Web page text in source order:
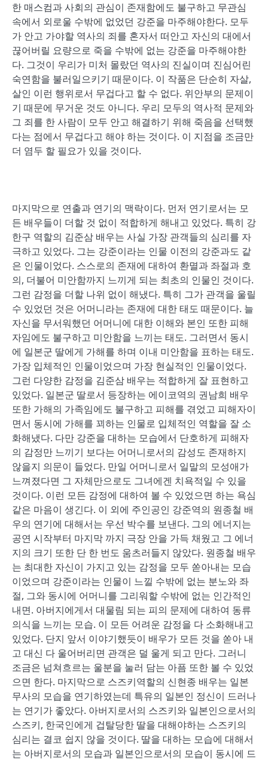
한 매스컴과 사회의 관심이 존재함에도 불구하고 무관심
속에서 외로울 수밖에 없었던 강준을 마주해야한다. 모두
가 안고 가야할 역사의 죄를 혼자서 떠안고 자신의 대에서
끊어버릴 요량으로 죽을 수밖에 없는 강준을 마주해야한
다. 그것이 우리가 미처 몰랐던 역사의 진실이며 진심어린
숙연함을 불러일으키기 때문이다. 이 작품은 단순히 자살,
살인 이런 행위로서 무겁다고 할 수 없다. 위안부의 문제이
기 때문에 무거운 것도 아니다. 우리 모두의 역사적 문제와
그 죄를 한 사람이 모두 안고 해결하기 위해 죽음을 선택했
다는 점에서 무겁다고 해야 하는 것이다. 이 지점을 조금만
더 염두 할 필요가 있을 것이다.
마지막으로 연출과 연기의 맥락이다. 먼저 연기로서는 모
든 배우들이 더할 것 없이 적합하게 해내고 있었다. 특히 강
한구 역할의 김준삼 배우는 사실 가장 관객들의 심리를 자
극하고 있었다. 그는 강준이라는 인물 이전의 강준과도 같
은 인물이었다. 스스로의 존재에 대하여 환멸과 좌절과 호
의, 더불어 미안함까지 느끼게 되는 최초의 인물인 것이다.
그런 감정을 더할 나위 없이 해냈다. 특히 그가 관객을 울릴
수 있었던 것은 어머니라는 존재에 대한 태도 때문이다. 늘
자신을 무서워했던 어머니에 대한 이해와 본인 또한 피해
자임에도 불구하고 미안함을 느끼는 태도. 그러면서 동시
에 일본군 딸에게 가해를 하며 이내 미안함을 표하는 태도.
가장 입체적인 인물이었으며 가장 현실적인 인물이었다.
그런 다양한 감정을 김준삼 배우는 적합하게 잘 표현하고
있었다. 일본군 딸로서 등장하는 에이코역의 권남희 배우
또한 가해의 가족임에도 불구하고 피해를 겪었고 피해자이
면서 동시에 가해를 꾀하는 인물로 입체적인 역할을 잘 소
화해냈다. 다만 강준을 대하는 모습에서 단호하게 피해자
의 감정만 느끼기 보다는 어머니로서의 감성도 존재하지
않을지 의문이 들었다. 만일 어머니로서 일말의 모성애가
느껴졌다면 그 자체만으로도 그녀에겐 치욕적일 수 있을
것이다. 이런 모든 감정에 대하여 볼 수 있었으면 하는 욕심
같은 마음이 생긴다. 이 외에 주인공인 강준역의 원종철 배
우의 연기에 대해서는 우선 박수를 보낸다. 그의 에너지는
공연 시작부터 마지막 까지 극장 안을 가득 채웠고 그 에너
지의 크기 또한 단 한 번도 움츠러들지 않았다. 원종철 배우
는 최대한 자신이 가지고 있는 감정을 모두 쏟아내는 모습
이었으며 강준이라는 인물이 느낄 수밖에 없는 분노와 좌
절, 그와 동시에 어머니를 그리워할 수밖에 없는 인간적인
내면. 아버지에게서 대물림 되는 피의 문제에 대하여 동류
의식을 느끼는 모습. 이 모든 어려운 감정을 다 소화해내고
있었다. 단지 앞서 이야기했듯이 배우가 모든 것을 쏟아 내
고 대신 다 울어버리면 관객은 덜 울게 되고 만다. 그러니
조금은 넘쳐흐르는 울분을 눌러 담는 아픔 또한 볼 수 있었
으면 한다. 마지막으로 스즈키역할의 신현종 배우는 일본
무사의 모습을 연기하였는데 특유의 일본인 정신이 드러나
는 연기가 좋았다. 아버지로서의 스즈키와 일본인으로서의
스즈키, 한국인에게 겁탈당한 딸을 대해야하는 스즈키의
심리는 결코 쉽지 않을 것이다. 딸을 대하는 모습에 대해서
는 아버지로서의 모습과 일본인으로서의 모습이 동시에 드